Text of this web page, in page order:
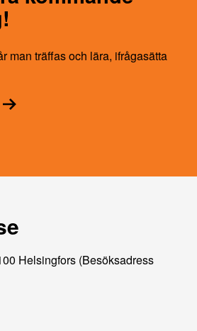
man träffas och lära, ifrågasätta
Helsingfors (Besöksadress